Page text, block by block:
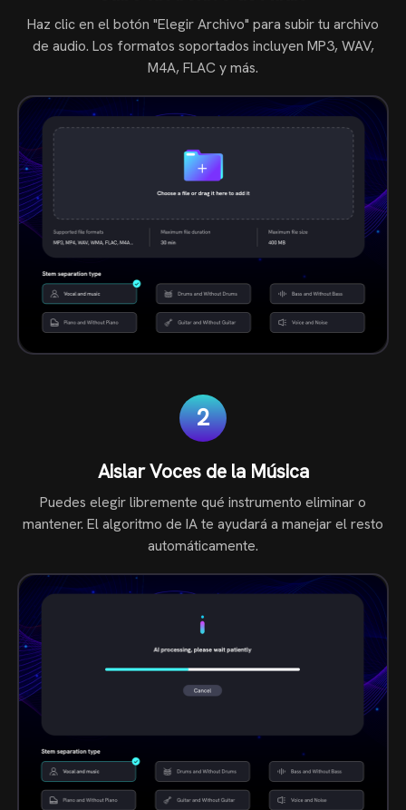
Haz clic en el botón "Elegir Archivo" para subir tu archivo
de audio. Los formatos soportados incluyen MP3, WAV,
M4A, FLAC y más.
2
Aislar Voces de la Música
Puedes elegir libremente qué instrumento eliminar o
mantener. El algoritmo de IA te ayudará a manejar el resto
automáticamente.